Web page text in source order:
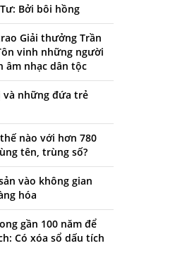
Bởi bôi hồng
Giải thưởng Trần
vinh những người
âm nhạc dân tộc
và những đứa trẻ
nào với hơn 780
tên, trùng số?
vào không gian
hóa
gần 100 năm để
Có xóa sổ dấu tích